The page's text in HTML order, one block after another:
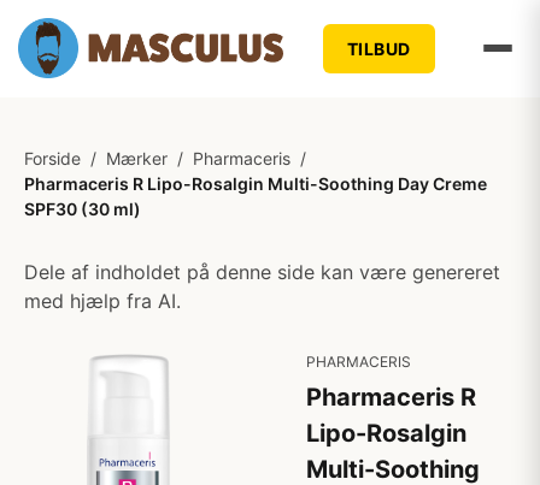
TILBUD
Forside / Mærker / Pharmaceris /
Pharmaceris R Lipo-Rosalgin Multi-Soothing Day Creme
SPF30 (30 ml)
Dele af indholdet på denne side kan være genereret
med hjælp fra AI.
PHARMACERIS
Pharmaceris R
Lipo-Rosalgin
Multi-Soothing